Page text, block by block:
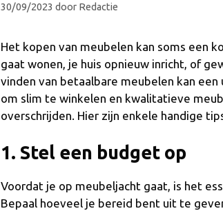
30/09/2023 door Redactie
Het kopen van meubelen kan soms een
gaat wonen, je huis opnieuw inricht, of
vinden van betaalbare meubelen kan
om slim te winkelen en kwalitatieve
overschrijden. Hier zijn enkele handige
1. Stel een budget op
Voordat je op meubeljacht gaat, is het
Bepaal hoeveel je bereid bent uit te